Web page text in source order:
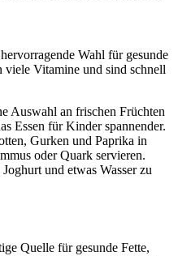
Wahl für gesunde
viele Vitamine und sind schnell
Auswahl an frischen Früchten
Essen für Kinder spannender.
Gurken und Paprika in
oder Quark servieren.
und etwas Wasser zu
Quelle für gesunde Fette,